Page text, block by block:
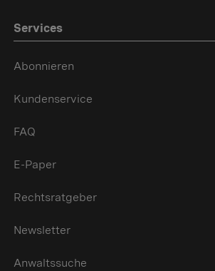
Services
Abonnieren
Kundenservice
FAQ
E-Paper
Rechtsratgeber
Newsletter
Anwaltssuche